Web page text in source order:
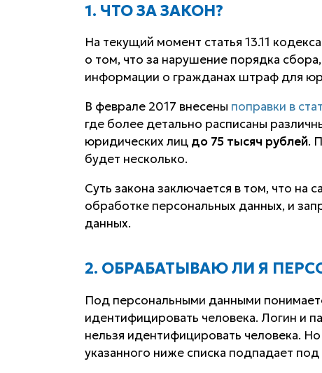
1. ЧТО ЗА ЗАКОН?
На текущий момент статья 13.11
о том, что за нарушение порядка
информации о гражданах штраф для
В феврале 2017 внесены поправки в
где более детально расписаны
юридических лиц до 75 тысяч рублей.
будет несколько.
Суть закона заключается в том, что на
обработке персональных данных, и
данных.
2. ОБРАБАТЫВАЮ ЛИ Я
Под персональными данными
идентифицировать человека. Логин и
нельзя идентифицировать человека.
указанного ниже списка подпадает